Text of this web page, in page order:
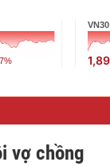
VN30
vợ chồng